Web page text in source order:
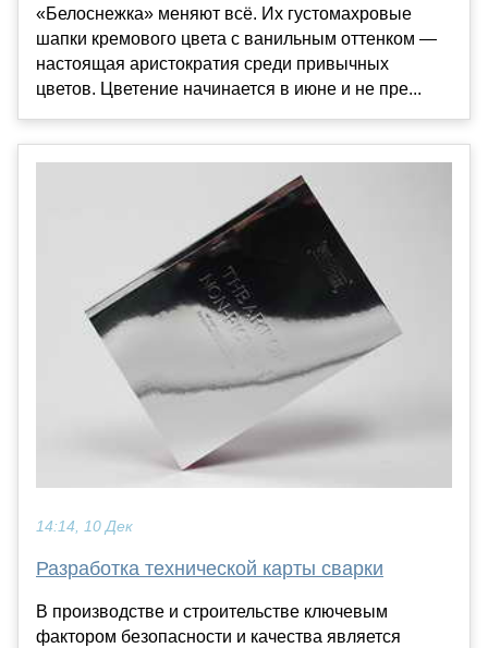
«Белоснежка» меняют всё. Их густомахровые
шапки кремового цвета с ванильным оттенком —
настоящая аристократия среди привычных
цветов. Цветение начинается в июне и не пре...
14:14, 10 Дек
Разработка технической карты сварки
В производстве и строительстве ключевым
фактором безопасности и качества является